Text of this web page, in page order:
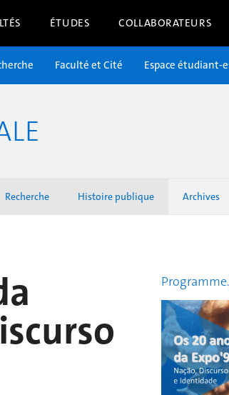
ÉTUDES COLLABORATEURS
Faculté et Cité Espace étudiant-
Recherche Histoire publique Archives